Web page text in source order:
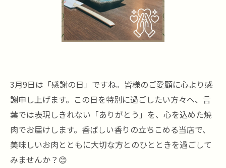
3月9日は「感謝の日」ですね。皆様のご愛顧に心より感
謝申し上げます。この日を特別に過ごしたい方々へ、言
葉では表現しきれない「ありがとう」を、心を込めた焼
肉でお届けします。香ばしい香りの立ちこめる当店で、
美味しいお肉とともに大切な方とのひとときを過ごして
みませんか？😊